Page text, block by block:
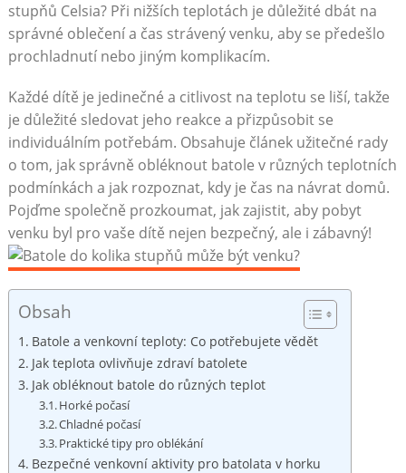
stupňů Celsia? Při nižších teplotách je důležité dbát na
správné oblečení a čas strávený venku, aby se předešlo
prochladnutí nebo jiným komplikacím.
Každé dítě je jedinečné a citlivost na teplotu se liší, takže
je důležité sledovat jeho reakce a přizpůsobit se
individuálním potřebám. Obsahuje článek užitečné rady
o tom, jak správně obléknout batole v různých teplotních
podmínkách a jak rozpoznat, kdy je čas na návrat domů.
Pojďme společně prozkoumat, jak zajistit, aby pobyt
venku byl pro vaše dítě nejen bezpečný, ale i zábavný!
Obsah
Batole a venkovní teploty: Co potřebujete vědět
Jak teplota ovlivňuje zdraví batolete
Jak obléknout batole do různých teplot
Horké počasí
Chladné počasí
Praktické tipy pro oblékání
Bezpečné venkovní aktivity pro batolata v horku